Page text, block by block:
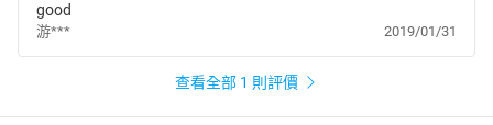
good
游*** 2019/01/31
查看全部 1 則評價